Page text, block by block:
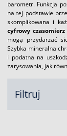
barometr. Funkcja
na tej podstawie
skomplikowana i
cyfrowy
mogą przydarzać
Szybka mineralna
i podatna na
zarysowania, jak
Filtruj